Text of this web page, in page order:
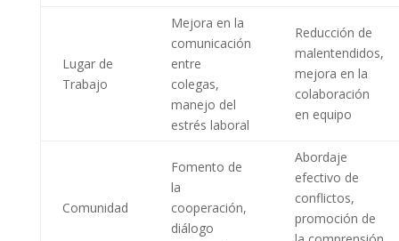
Lugar de
Trabajo
Mejora en la
comunicación
entre
colegas,
manejo del
estrés laboral
Reducción de
malentendidos,
mejora en la
colaboración
en equipo
Comunidad
Fomento de
la
cooperación,
diálogo
Abordaje
efectivo de
conflictos,
promoción de